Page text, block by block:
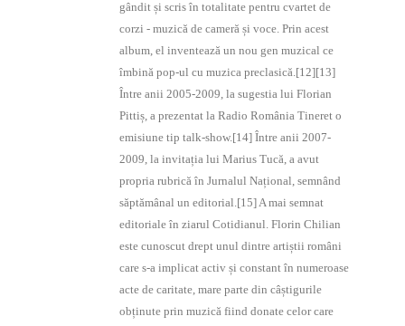
gândit și scris în totalitate pentru cvartet de
corzi - muzică de cameră și voce. Prin acest
album, el inventează un nou gen muzical ce
îmbină pop-ul cu muzica preclasică.[12][13]
Între anii 2005-2009, la sugestia lui Florian
Pittiș, a prezentat la Radio România Tineret o
emisiune tip talk-show.[14] Între anii 2007-
2009, la invitația lui Marius Tucă, a avut
propria rubrică în Jurnalul Național, semnând
săptămânal un editorial.[15] A mai semnat
editoriale în ziarul Cotidianul. Florin Chilian
este cunoscut drept unul dintre artiștii români
care s-a implicat activ și constant în numeroase
acte de caritate, mare parte din câștigurile
obținute prin muzică fiind donate celor care